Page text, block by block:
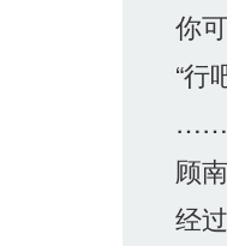
你可
“行
……
顾南
经过